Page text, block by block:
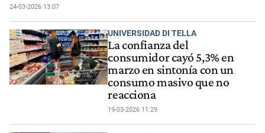
24-03-2026 13:07
UNIVERSIDAD DI TELLA
La confianza del
consumidor cayó 5,3% en
marzo en sintonía con un
consumo masivo que no
reacciona
19-03-2026 11:29